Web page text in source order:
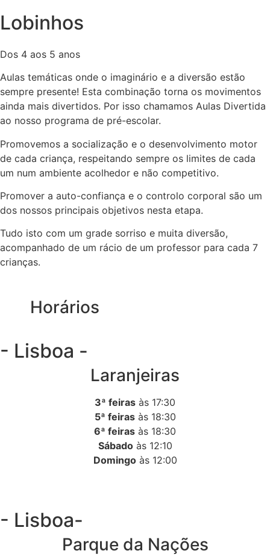
Lobinhos
Dos 4 aos 5 anos
Aulas temáticas onde o imaginário e a diversão estão
sempre presente! Esta combinação torna os movimentos
ainda mais divertidos. Por isso chamamos Aulas Divertida
ao nosso programa de pré-escolar.
Promovemos a socialização e o desenvolvimento motor
de cada criança, respeitando sempre os limites de cada
um num ambiente acolhedor e não competitivo.
Promover a auto-confiança e o controlo corporal são um
dos nossos principais objetivos nesta etapa.
Tudo isto com um grade sorriso e muita diversão,
acompanhado de um rácio de um professor para cada 7
crianças.
Horários
- Lisboa -
Laranjeiras
3ª feiras às 17:30
5ª feirasàs 18:30
6ª feiras às 18:30
Sábadoàs 12:10
Domingoàs 12:00
- Lisboa-
Parque da Nações